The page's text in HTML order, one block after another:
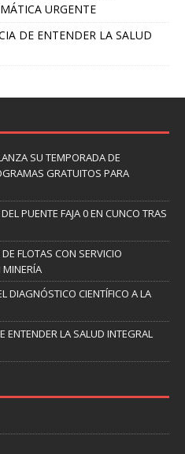
URGENTE
DE ENTENDER LA SALUD
SU TEMPORADA DE
GRATUITOS PARA
PUENTE FAJA 0 EN CUNCO TRAS
FLOTAS CON SERVICIO
MINERÍA
DIAGNÓSTICO CIENTÍFICO A LA
ENTENDER LA SALUD INTEGRAL